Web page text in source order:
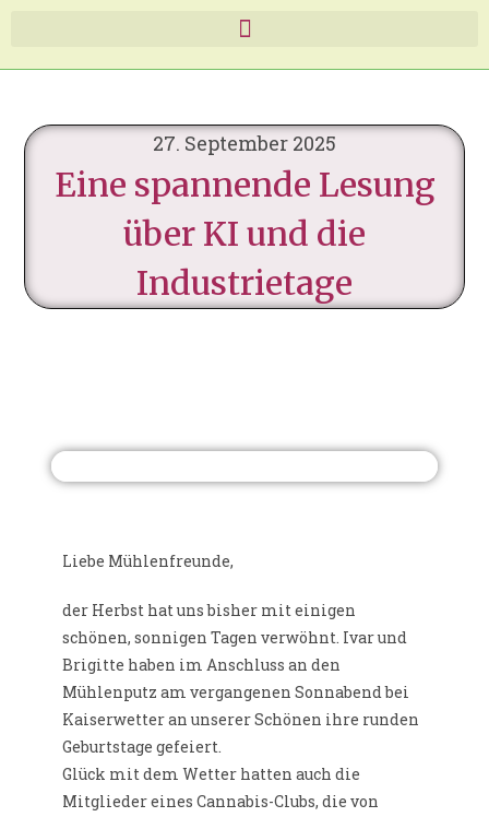
27. September 2025
Eine spannende Lesung
über KI und die
Industrietage
Liebe Mühlenfreunde,
der Herbst hat uns bisher mit einigen
schönen, sonnigen Tagen verwöhnt. Ivar und
Brigitte haben im Anschluss an den
Mühlenputz am vergangenen Sonnabend bei
Kaiserwetter an unserer Schönen ihre runden
Geburtstage gefeiert.
Glück mit dem Wetter hatten auch die
Mitglieder eines Cannabis-Clubs, die von